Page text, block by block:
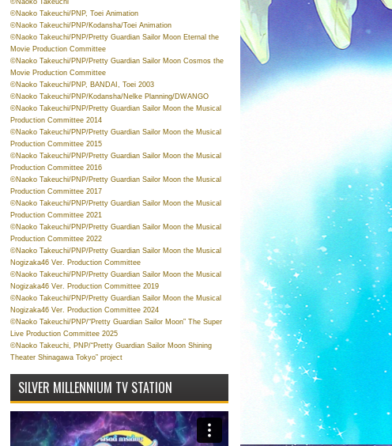
©Naoko Takeuchi/PNP, Toei Animation
©Naoko Takeuchi/PNP/Kodansha/Toei Animation
©Naoko Takeuchi/PNP/Pretty Guardian Sailor Moon Eternal the
Movie Production Committee
©Naoko Takeuchi/PNP/Pretty Guardian Sailor Moon Cosmos the
Movie Production Committee
©Naoko Takeuchi/PNP, BANDAI, Toei 2003
©Naoko Takeuchi/PNP/Kodansha/Nelke Planning/DWANGO
©Naoko Takeuchi/PNP/Pretty Guardian Sailor Moon the Musical
Production Committee 2014
©Naoko Takeuchi/PNP/Pretty Guardian Sailor Moon the Musical
Production Committee 2015
©Naoko Takeuchi/PNP/Pretty Guardian Sailor Moon the Musical
Production Committee 2016
©Naoko Takeuchi/PNP/Pretty Guardian Sailor Moon the Musical
Production Committee 2017
©Naoko Takeuchi/PNP/Pretty Guardian Sailor Moon the Musical
Production Committee 2021
©Naoko Takeuchi/PNP/Pretty Guardian Sailor Moon the Musical
Production Committee 2022
©Naoko Takeuchi/PNP/Pretty Guardian Sailor Moon the Musical
Nogizaka46 Ver. Production Committee
©Naoko Takeuchi/PNP/Pretty Guardian Sailor Moon the Musical
Nogizaka46 Ver. Production Committee 2019
©Naoko Takeuchi/PNP/Pretty Guardian Sailor Moon the Musical
Nogizaka46 Ver. Production Committee 2024
©Naoko Takeuchi/PNP/“Pretty Guardian Sailor Moon” The Super
Live Production Committee 2025
©Naoko Takeuchi, PNP/“Pretty Guardian Sailor Moon Shining
Theater Shinagawa Tokyo” project
SILVER MILLENNIUM TV STATION